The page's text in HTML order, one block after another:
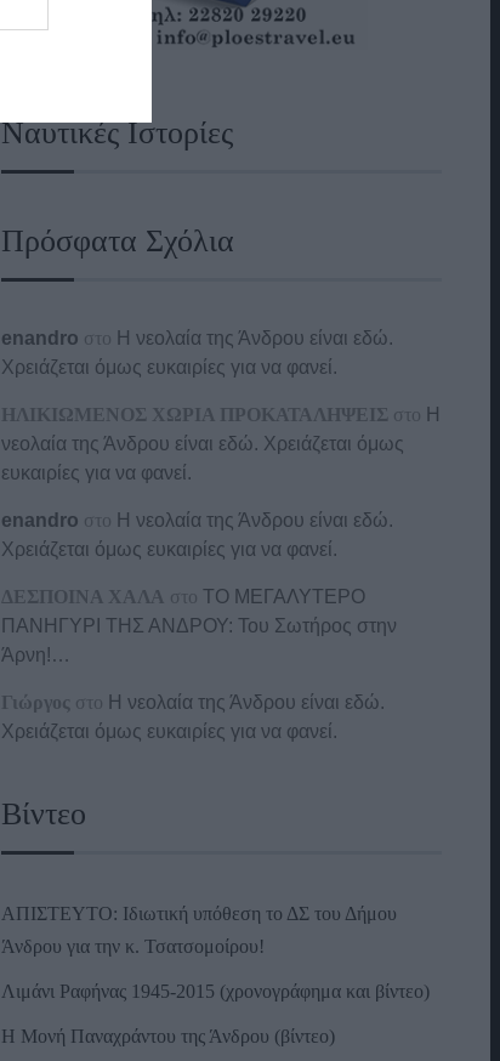
Ναυτικές Ιστορίες
Πρόσφατα Σχόλια
enandro στο Η νεολαία της Άνδρου είναι εδώ.
Χρειάζεται όμως ευκαιρίες για να φανεί.
ΗΛΙΚΙΩΜΕΝΟΣ ΧΩΡΙΑ ΠΡΟΚΑΤΑΛΗΨΕΙΣ στο Η
νεολαία της Άνδρου είναι εδώ. Χρειάζεται όμως
ευκαιρίες για να φανεί.
enandro στο Η νεολαία της Άνδρου είναι εδώ.
Χρειάζεται όμως ευκαιρίες για να φανεί.
ΔΕΣΠΟΙΝΑ ΧΑΛΑ στοΤΟ ΜΕΓΑΛΥΤΕΡΟ
ΠΑΝΗΓΥΡΙ ΤΗΣ ΑΝΔΡΟΥ: Του Σωτήρος στην
Άρνη!…
Γιώργος στο Η νεολαία της Άνδρου είναι εδώ.
Χρειάζεται όμως ευκαιρίες για να φανεί.
Βίντεο
ΑΠΙΣΤΕΥΤΟ: Ιδιωτική υπόθεση το ΔΣ του Δήμου
Άνδρου για την κ. Τσατσομοίρου!
Λιμάνι Ραφήνας 1945-2015 (χρονογράφημα και βίντεο)
Η Μονή Παναχράντου της Άνδρου (βίντεο)